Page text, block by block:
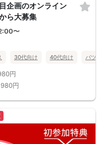
企画のオンライン
ら大募集
〜
30代向け 40代向け バツ
円
円